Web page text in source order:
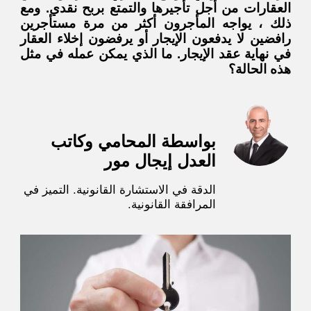
العقارات من أجل تأجيرها والتمتع بربح نقدي. ومع
ذلك ، يواجه المأجرون أكثر من مرة مستأجرين
رافضين لا يدفعون الإيجار أو يرفضون إخلاء العقار
في نهاية عقد الإيجار. ما الذي يمكن عمله في مثل
هذه الحالة؟
بواسطة المحامي وكاتب
العدل إيجال مور
الدقة في الاستشارة القانونية. التميز في
المرافقة القانونية.